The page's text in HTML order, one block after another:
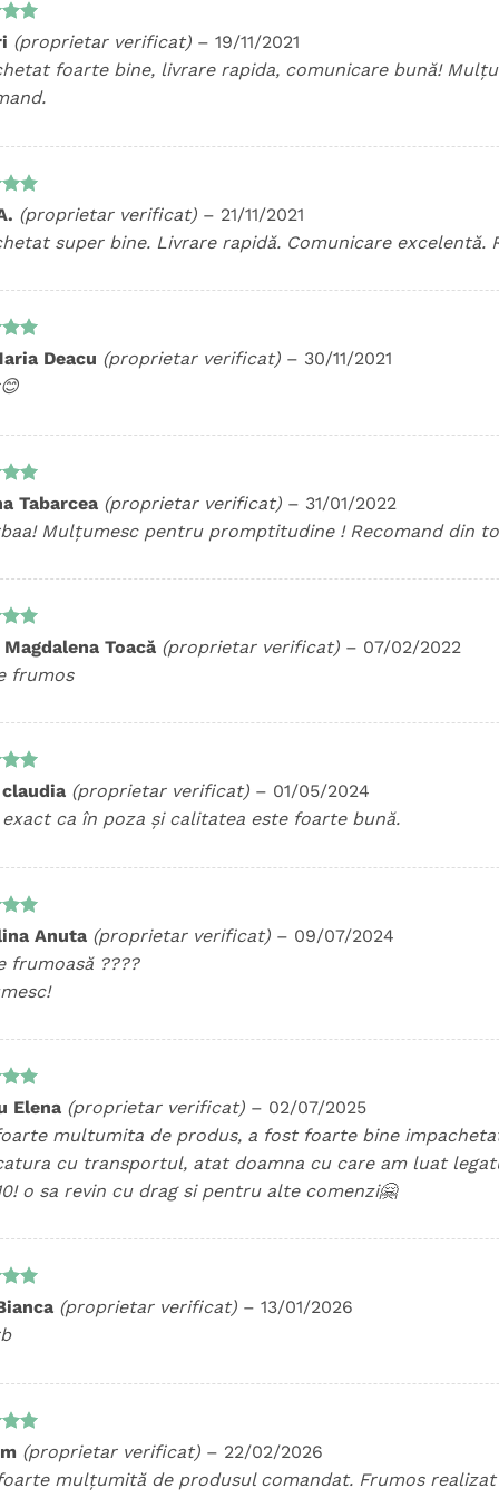
la
(proprietar verificat) – 19/11/2021
foarte bine, livrare rapida, comunicare bună!
la(proprietar verificat) – 21/11/2021
super bine. Livrare rapidă. Comunicare excelentă.
la
Deacu (proprietar verificat) – 30/11/2021
laTabarcea (proprietar verificat) – 31/01/2022
Mulțumesc pentru promptitudine ! Recomand din
la
Toacă (proprietar verificat) – 07/02/2022
frumos
la
(proprietar verificat) – 01/05/2024
ca în poza și calitatea este foarte bună.
la
Anuta (proprietar verificat) – 09/07/2024
frumoasă ????
la
Elena (proprietar verificat) – 02/07/2025
multumita de produs, a fost foarte bine
cu transportul, atat doamna cu care am luat
o sa revin cu drag si pentru alte comenzi🤗
la
(proprietar verificat) – 13/01/2026
la (proprietar verificat) – 22/02/2026
mulțumită de produsul comandat. Frumos